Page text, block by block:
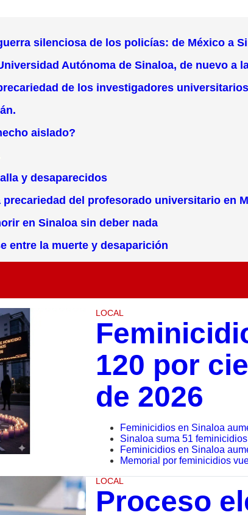
silenciosa de los policías: de México a
Autónoma de Sinaloa, de nuevo a
de los investigadores
aislado?
y desaparecidos
del profesorado universitario en
en Sinaloa sin deber nada
entre la muerte y desaparición
LOCAL
120 por
de 2026
Feminicidios en Sinaloa
Sinaloa suma 51
Feminicidios en Sinaloa
Memorial por feminicidios
LOCAL
Proceso